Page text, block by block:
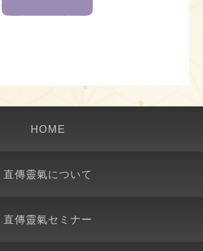
HOME
直傳靈氣について
直傳靈氣セミナー